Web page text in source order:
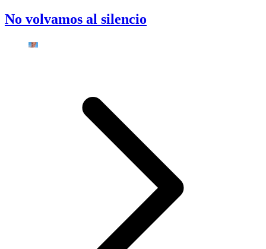
No volvamos al silencio